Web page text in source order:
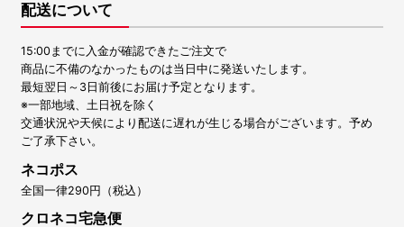
配送について
15:00までに入金が確認できたご注文で
商品に不備のなかったものは当日中に発送いたします。
最短翌日～3日前後にお届け予定となります。
※一部地域、土日祝を除く
交通状況や天候により配送に遅れが生じる場合がございます。予め
ご了承下さい。
ネコポス
全国一律290円（税込）
クロネコ宅急便